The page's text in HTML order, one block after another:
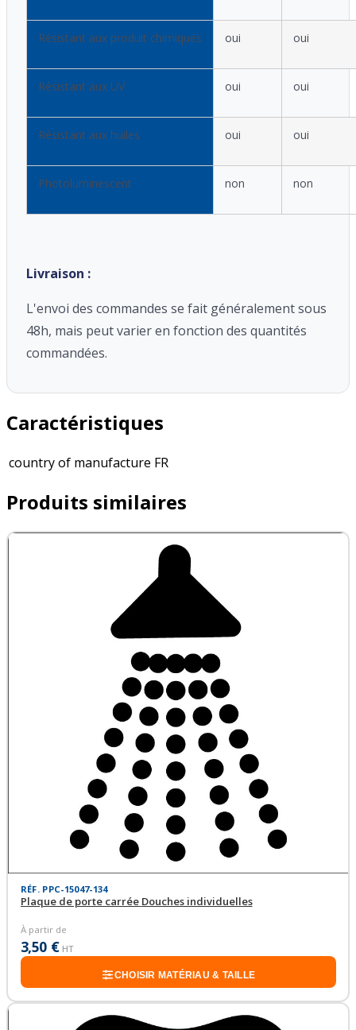
Résistant aux produit chimiques oui oui
Résistant aux UV oui oui
Résistant aux huiles oui oui
Photoluminescent non non
Livraison :
L'envoi des commandes se fait généralement sous
48h, mais peut varier en fonction des quantités
commandées.
Caractéristiques
country of manufacture FR
Produits similaires
RÉF. PPC-15047-134
Plaque de porte carrée Douches individuelles
À partir de
3,50 € HT
CHOISIR MATÉRIAU & TAILLE